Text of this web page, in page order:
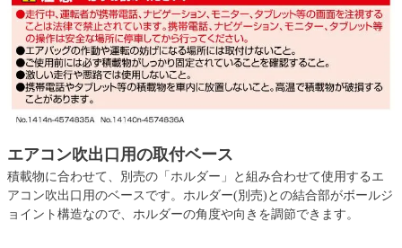
エアコン吹出口用の取付ベース
積載物に合わせて、別売の「ホルダー」と組み合わせて使用するエ
アコン吹出口用のベースです。ホルダー(別売)との結合部がボールジ
ョイント構造なので、ホルダーの角度や向きを調節できます。